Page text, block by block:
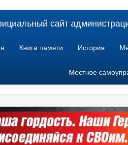
сайт
Книга памяти История
Местное